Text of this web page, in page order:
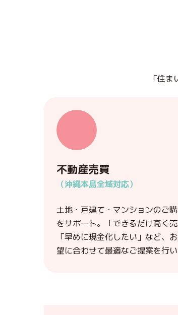
「住
不動産売買
（沖縄本島全域対応）
土地・戸建て・マンションのご
をサポート。「できるだけ高く売
「早めに現金化したい」など、
望に合わせて最適なご提案を行い